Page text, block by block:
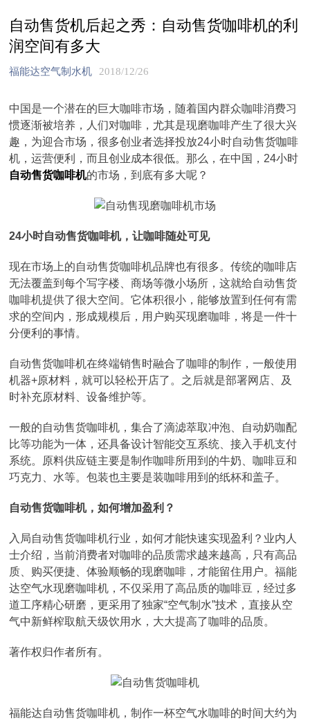
自动售货机后起之秀：自动售货咖啡机的利
润空间有多大
福能达空气制水机 2018/12/26
中国是一个潜在的巨大咖啡市场，随着国内群众咖啡消费习
惯逐渐被培养，人们对咖啡，尤其是现磨咖啡产生了很大兴
趣，为迎合市场，很多创业者选择投放24小时自动售货咖啡
机，运营便利，而且创业成本很低。那么，在中国，24小时
自动售货咖啡机的市场，到底有多大呢？
24小时自动售货咖啡机，让咖啡随处可见
现在市场上的自动售货咖啡机品牌也有很多。传统的咖啡店
无法覆盖到每个写字楼、商场等微小场所，这就给自动售货
咖啡机提供了很大空间。它体积很小，能够放置到任何有需
求的空间内，形成规模后，用户购买现磨咖啡，将是一件十
分便利的事情。
自动售货咖啡机在终端销售时融合了咖啡的制作，一般使用
机器+原材料，就可以轻松开店了。之后就是部署网店、及
时补充原材料、设备维护等。
一般的自动售货咖啡机，集合了滴滤萃取冲泡、自动奶咖配
比等功能为一体，还具备设计智能交互系统、接入手机支付
系统。原料供应链主要是制作咖啡所用到的牛奶、咖啡豆和
巧克力、水等。包装也主要是装咖啡用到的纸杯和盖子。
自动售货咖啡机，如何增加盈利？
入局自动售货咖啡机行业，如何才能快速实现盈利？业内人
士介绍，当前消费者对咖啡的品质需求越来越高，只有高品
质、购买便捷、体验顺畅的现磨咖啡，才能留住用户。福能
达空气水现磨咖啡机，不仅采用了高品质的咖啡豆，经过多
道工序精心研磨，更采用了独家“空气制水”技术，直接从空
气中新鲜榨取航天级饮用水，大大提高了咖啡的品质。
著作权归作者所有。
福能达自动售货咖啡机，制作一杯空气水咖啡的时间大约为